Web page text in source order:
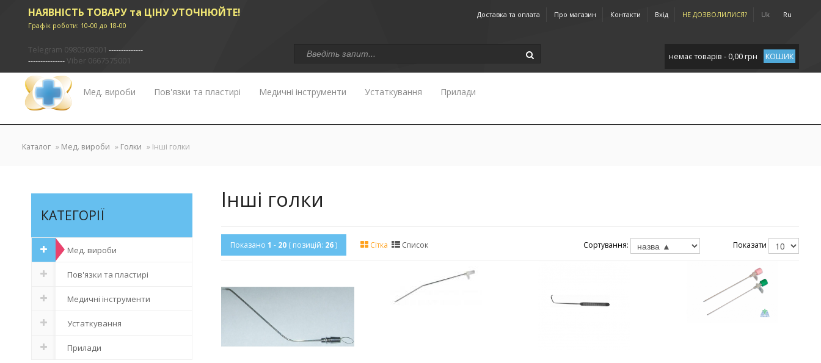
НАЯВНІСТЬ ТОВАРУ та ЦІНУ УТОЧНЮЙТЕ!
Графік роботи: 10-00 до 18-00
Доставка та оплата Про магазин Контакти Вхід НЕ ДОЗВОЛИЛИСЯ? Uk Ru
Telegram 0980508001 --------------
---------------Viber 0667575001 немає товарів - 0,00 грн КОШИК
Мед. вироби Пов'язки та пластирі Медичні інструменти Устаткування Прилади
Каталог » Мед. вироби » Голки » Інші голки
Інші голки
Показано1 - 20 ( позицій: 26) Сітка Список Показати
Сортування:
КАТЕГОРІЇ
Мед. вироби
Пов'язки та пластирі
Медичні інструменти
Устаткування
Прилади